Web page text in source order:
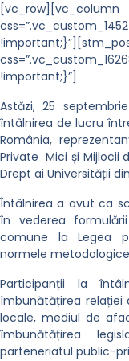
!important;}”]
Astăzi, 25
întâlnirea de lucru
România,
Private Mici și Mijlocii
Drept ai Universității
Întâlnirea a avut ca
în vederea
comune la Legea
normele
Participanții la
îmbunătățirea
locale, mediul de
îmbunătățirea
parteneriatul public-